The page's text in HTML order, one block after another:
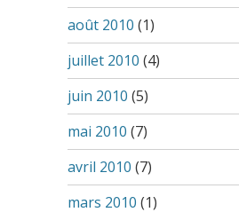
août 2010 (1)
juillet 2010 (4)
juin 2010 (5)
mai 2010 (7)
avril 2010 (7)
mars 2010 (1)